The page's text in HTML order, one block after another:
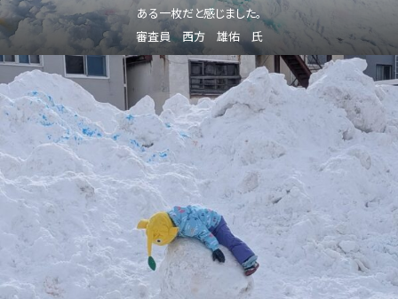
ある一枚だと感じました。
審査員 西方 雄佑 氏